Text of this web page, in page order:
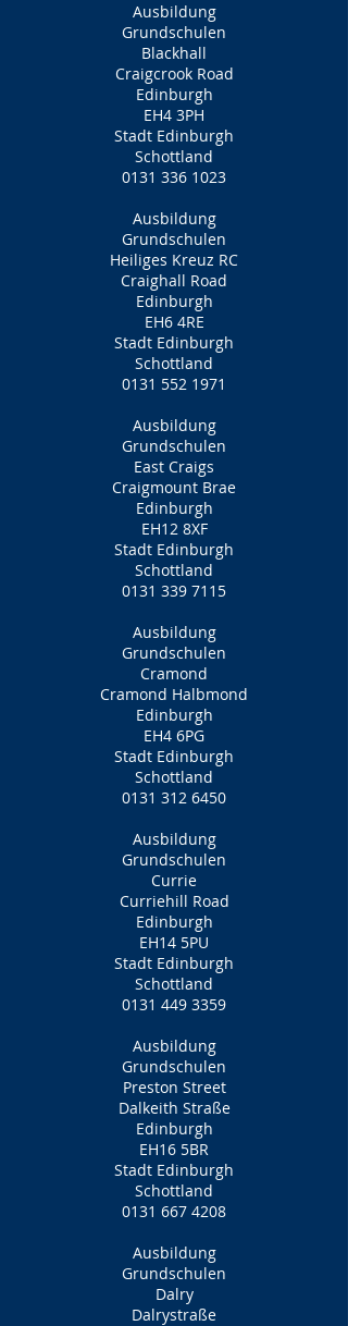
Ausbildung
Grundschulen
Blackhall
Craigcrook Road
Edinburgh
EH4 3PH
Stadt Edinburgh
Schottland
0131 336 1023
Ausbildung
Grundschulen
Heiliges Kreuz RC
Craighall Road
Edinburgh
EH6 4RE
Stadt Edinburgh
Schottland
0131 552 1971
Ausbildung
Grundschulen
East Craigs
Craigmount Brae
Edinburgh
EH12 8XF
Stadt Edinburgh
Schottland
0131 339 7115
Ausbildung
Grundschulen
Cramond
Cramond Halbmond
Edinburgh
EH4 6PG
Stadt Edinburgh
Schottland
0131 312 6450
Ausbildung
Grundschulen
Currie
Curriehill Road
Edinburgh
EH14 5PU
Stadt Edinburgh
Schottland
0131 449 3359
Ausbildung
Grundschulen
Preston Street
Dalkeith Straße
Edinburgh
EH16 5BR
Stadt Edinburgh
Schottland
0131 667 4208
Ausbildung
Grundschulen
Dalry
Dalrystraße